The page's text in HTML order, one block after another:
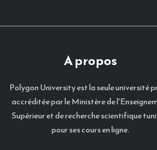
A propos
Polygon University est la seule université
accréditée par le Ministère de
Supérieur et de recherche scientifique
pour ses cours en ligne.